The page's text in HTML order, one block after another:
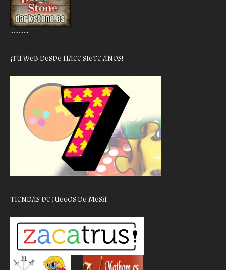
………..
¡TU WEB DESDE HACE SIETE AÑOS!
TIENDAS DE JUEGOS DE MESA